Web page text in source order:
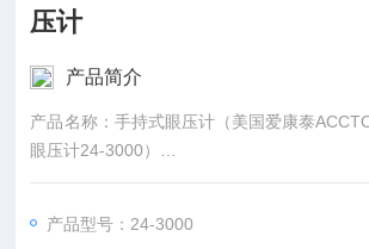
压计
产品简介
产品名称：手持式眼压计（美国爱康泰
眼压计24-3000）
适用范围/预期用途：该产品测量患者眼压，
产品型号：24-3000